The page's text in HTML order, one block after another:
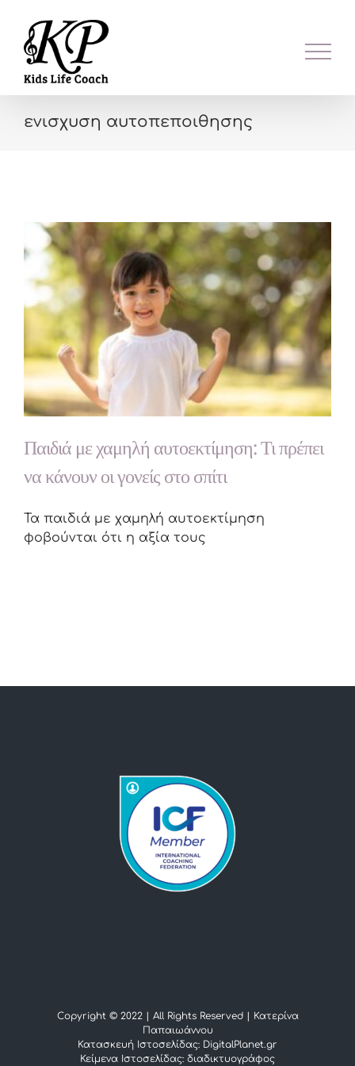
content
ενισχυση αυτοπεποιθησης
Παιδιά με χαμηλή αυτοεκτίμηση: Τι πρέπει
να κάνουν οι γονείς στο σπίτι
Τα παιδιά με χαμηλή αυτοεκτίμηση
φοβούνται ότι η αξία τους
Copyright © 2022 | All Rights Reserved |
Κατερίνα
Παπαιωάννου
Κατασκευή Ιστοσελίδας: DigitalPlanet.gr
Κείμενα Ιστοσελίδας: διαδικτυογράφος